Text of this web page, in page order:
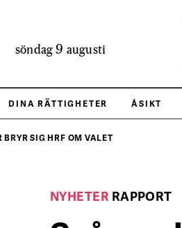
söndag 9 augusti
DINA RÄTTIGHETER ÅSIKT
BRYR SIG HRF OM VALET
NYHETER RAPPORT